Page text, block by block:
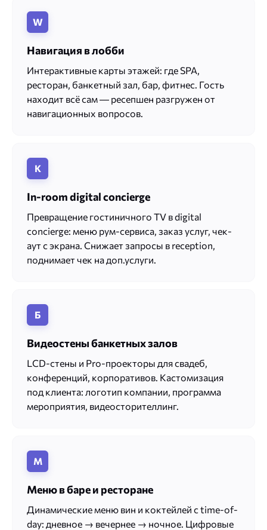
W
Навигация в лобби
Интерактивные карты этажей: где SPA,
ресторан, банкетный зал, бар, фитнес. Гость
находит всё сам — ресепшен разгружен от
навигационных вопросов.
К
In-room digital concierge
Превращение гостиничного TV в digital
concierge: меню рум-сервиса, заказ услуг, чек-
аут с экрана. Снижает запросы в reception,
поднимает чек на доп.услуги.
Б
Видеостены банкетных залов
LCD-стены и Pro-проекторы для свадеб,
конференций, корпоративов. Кастомизация
под клиента: логотип компании, программа
мероприятия, видеосторителлинг.
М
Меню в баре и ресторане
Динамические меню вин и коктейлей с time-of-
day: дневное → вечернее → ночное. Цифровые